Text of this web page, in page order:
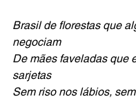
Brasil de florestas que
negociam
De mães faveladas que
sarjetas
Sem riso nos lábios,